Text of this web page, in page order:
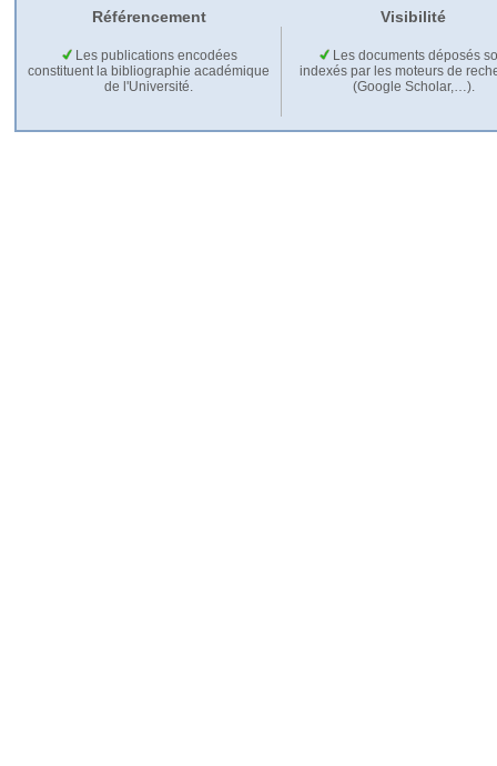
Référencement Visibilité
Les publications encodées
constituent la bibliographie académique
de l'Université.
Les documents déposés
indexés par les moteurs de
(Google Scholar,…).